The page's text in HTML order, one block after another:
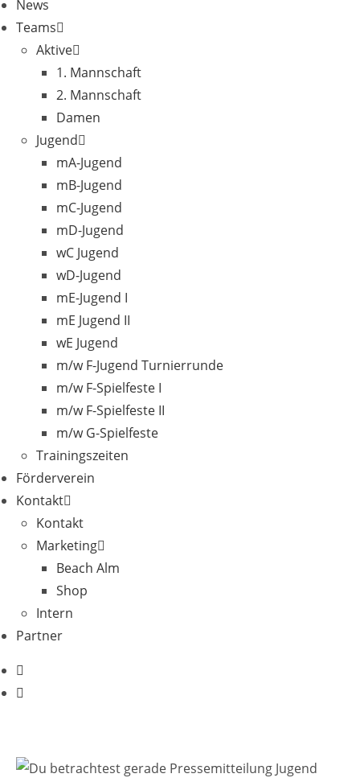
News
Teams
Aktive
1. Mannschaft
2. Mannschaft
Damen
Jugend
mA-Jugend
mB-Jugend
mC-Jugend
mD-Jugend
wC Jugend
wD-Jugend
mE-Jugend I
mE Jugend II
wE Jugend
m/w F-Jugend Turnierrunde
m/w F-Spielfeste I
m/w F-Spielfeste II
m/w G-Spielfeste
Trainingszeiten
Förderverein
Kontakt
Kontakt
Marketing
Beach Alm
Shop
Intern
Partner